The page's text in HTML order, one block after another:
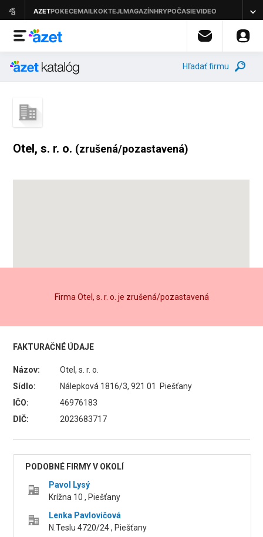
Hľadať firmu
Otel, s. r. o. (zrušená/pozastavená)
Firma Otel, s. r. o. je zrušená/pozastavená
FAKTURAČNÉ ÚDAJE
Názov:
Otel, s. r. o.
Sídlo:
Nálepková 1816/3, 921 01 Piešťany
IČO:
46976183
DIČ:
2023683717
PODOBNÉ FIRMY V OKOLÍ
Pavol Lysý
Krížna 10 , Piešťany
Lenka Pavlovičová
N.Teslu 4720/24 , Piešťany